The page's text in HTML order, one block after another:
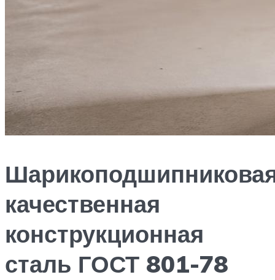
качественная
конструкционная
сталь ГОСТ 801-78